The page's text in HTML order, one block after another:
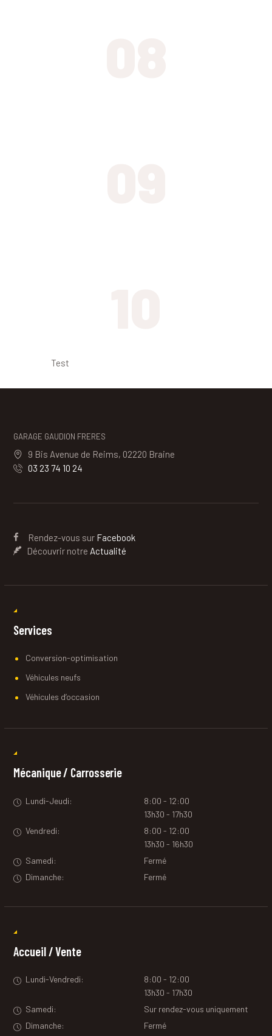
Test
GARAGE GAUDION FRERES
9 Bis Avenue de Reims, 02220 Braine
03 23 74 10 24
Rendez-vous sur Facebook
Découvrir notre Actualité
Services
Conversion-optimisation
Véhicules neufs
Véhicules d’occasion
Mécanique / Carrosserie
Lundi-Jeudi:
8:00 - 12:00
13h30 - 17h30
Vendredi:
8:00 - 12:00
13h30 - 16h30
Samedi:
Fermé
Dimanche:
Fermé
Accueil / Vente
Lundi-Vendredi:
8:00 - 12:00
13h30 - 17h30
Samedi:
Sur rendez-vous uniquement
Dimanche:
Fermé